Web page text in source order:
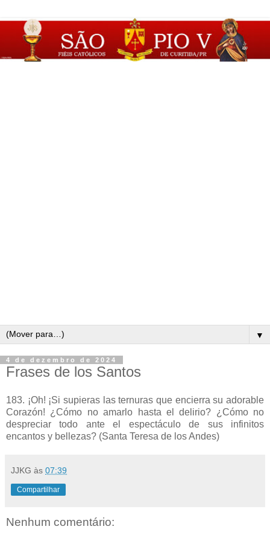
▼
4 de dezembro de 2024
Frases de los Santos
183. ¡Oh! ¡Si supieras las ternuras que encierra su adorable
Corazón! ¿Cómo no amarlo hasta el delirio? ¿Cómo no
despreciar todo ante el espectáculo de sus infinitos
encantos y bellezas? (Santa Teresa de los Andes)
JJKG às 07:39
Compartilhar
Nenhum comentário: